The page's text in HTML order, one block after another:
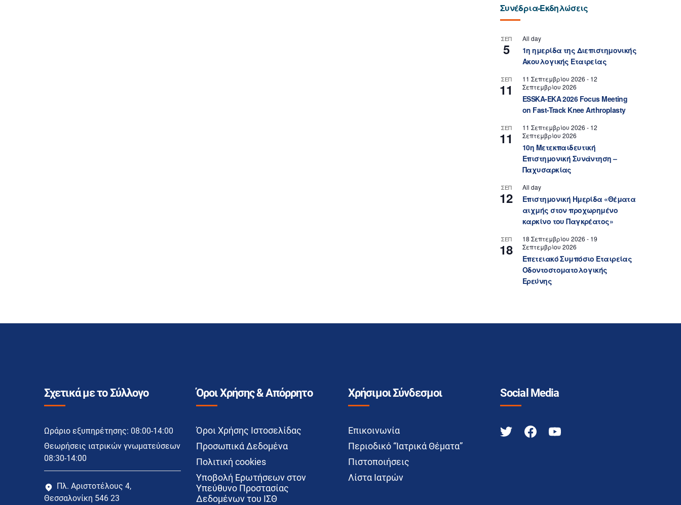
Συνέδρια-Εκδηλώσεις
ΣΕΠ
5
All day
1η ημερίδα της Διεπιστημονικής
Ακουλογικής Εταιρείας
ΣΕΠ
11
11 Σεπτεμβρίου 2026 - 12
Σεπτεμβρίου 2026
ESSKA-EKA 2026 Focus Meeting
on Fast-Track Knee Arthroplasty
ΣΕΠ
11
11 Σεπτεμβρίου 2026 - 12
Σεπτεμβρίου 2026
10η Μετεκπαιδευτική
Επιστημονική Συνάντηση –
Παχυσαρκίας
ΣΕΠ
12
All day
Επιστημονική Ημερίδα «Θέματα
αιχμής στον προχωρημένο
καρκίνο του Παγκρέατος»
ΣΕΠ
18
18 Σεπτεμβρίου 2026 - 19
Σεπτεμβρίου 2026
Επετειακό Συμπόσιο Εταιρείας
Οδοντοστοματολογικής
Ερεύνης
Σχετικά με το Σύλλογο
Ωράριο εξυπηρέτησης: 08:00-14:00
Θεωρήσεις ιατρικών γνωματεύσεων
08:30-14:00
Πλ. Αριστοτέλους 4,
Θεσσαλονίκη 546 23
Όροι Χρήσης & Απόρρητο
Όροι Χρήσης Ιστοσελίδας
Προσωπικά Δεδομένα
Πολιτική cookies
Υποβολή Ερωτήσεων στον
Υπεύθυνο Προστασίας
Δεδομένων του ΙΣΘ
Χρήσιμοι Σύνδεσμοι
Επικοινωνία
Περιοδικό “Ιατρικά Θέματα”
Πιστοποιήσεις
Λίστα Ιατρών
Social Media